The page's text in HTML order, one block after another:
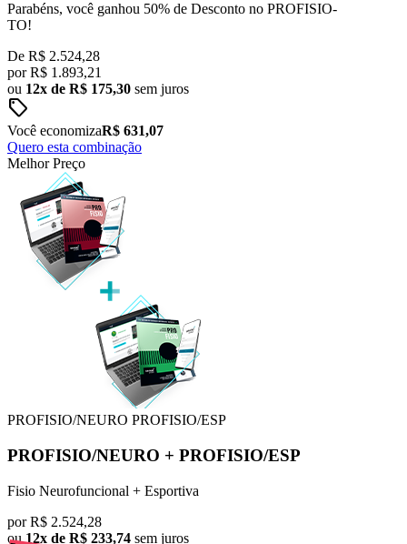
Parabéns, você ganhou 50% de Desconto no PROFISIO-
TO!
De R$ 2.524,28
por R$ 1.893,21
ou 12x de R$ 175,30 sem juros
sell
Você economizaR$ 631,07
Quero esta combinação
Melhor Preço
PROFISIO/NEURO PROFISIO/ESP
PROFISIO/NEURO + PROFISIO/ESP
Fisio Neurofuncional + Esportiva
por R$ 2.524,28
ou12x de R$ 233,74 sem juros